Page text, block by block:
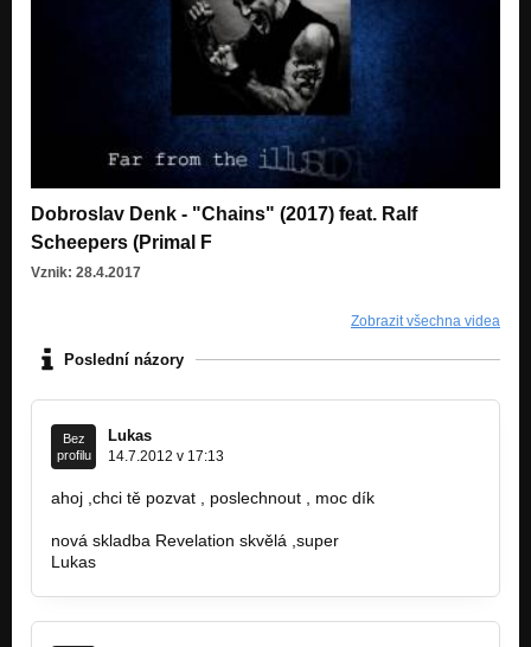
Dobroslav Denk - "Chains" (2017) feat. Ralf
Scheepers (Primal F
Vznik: 28.4.2017
Zobrazit všechna videa
Poslední názory
Bez
profilu
Lukas
14.7.2012 v 17:13
ahoj ,chci tě pozvat , poslechnout , moc dík
nová skladba Revelation skvělá ,super
Lukas